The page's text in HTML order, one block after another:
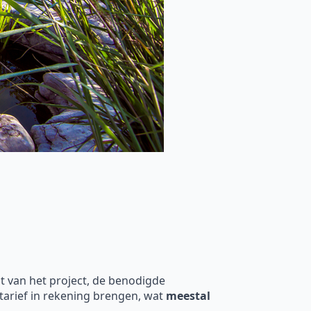
van het project, de benodigde
in rekening brengen, wat meestal